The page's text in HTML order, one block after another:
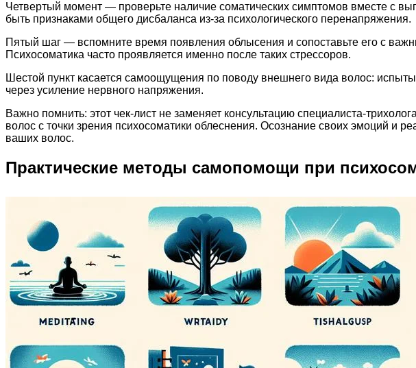
Четвертый момент — проверьте наличие соматических симптомов вместе с
быть признаками общего дисбаланса из-за психологического перенапряжения.
Пятый шаг — вспомните время появления облысения и сопоставьте его с
Психосоматика часто проявляется именно после таких стрессоров.
Шестой пункт касается самоощущения по поводу внешнего вида волос:
через усиление нервного напряжения.
Важно помнить: этот чек-лист не заменяет консультацию специалиста-
волос с точки зрения психосоматики облеснения. Осознание своих эмоций и
ваших волос.
Практические методы самопомощи при